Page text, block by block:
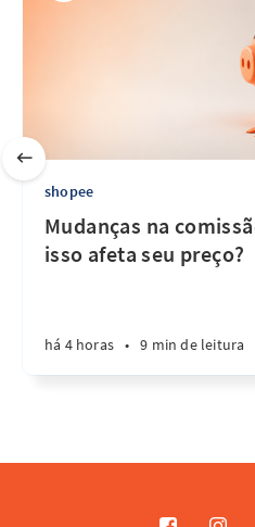
shopee
Mudanças na
isso afeta seu preço?
há 4 horas • 9 min de leitura